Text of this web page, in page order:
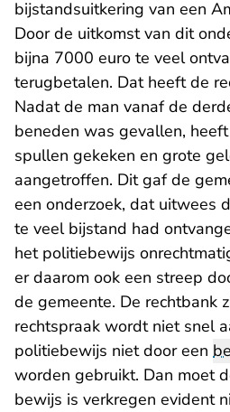
bijstandsuitkering van een
Door de uitkomst van dit
bijna 7000 euro te veel
terugbetalen. Dat heeft de
Nadat de man vanaf de
beneden was gevallen,
spullen gekeken en grote
aangetroffen. Dit gaf de
een onderzoek, dat uitwees
te veel bijstand had
het politiebewijs
er daarom ook een streep
de gemeente. De rechtbank
rechtspraak wordt niet snel
politiebewijs niet door een
worden gebruikt. Dan moet
bewijs is verkregen evident